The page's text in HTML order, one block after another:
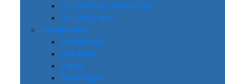
От 10000 до 18000 руб
От 18000 руб
Назначение
В квартиру
Для дачи
В дом
В коттедж